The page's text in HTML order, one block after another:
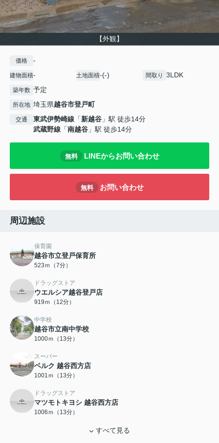
【外観】
価格 -
建物面積- 土地面積-(-) 間取り 3LDK
築年数 予定
所在地 埼玉県越谷市登戸町
交通 東武伊勢崎線 「新越谷 」駅 徒歩14分
武蔵野線 「南越谷 」駅 徒歩14分
無料 LINEからお問い合わせ
無料 お問い合わせ
周辺施設
保育園
越谷市立登戸保育所
523ｍ（7分）
ドラッグストア
ウエルシア越谷登戸店
919ｍ（12分）
中学校
越谷市立南中学校
1000ｍ（13分）
スーパー
ベルク 越谷西方店
1001ｍ（13分）
ドラッグストア
マツモトキヨシ 越谷西方店
1006ｍ（13分）
すべて見る